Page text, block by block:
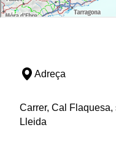
Adreça
Carrer, Cal
Lleida